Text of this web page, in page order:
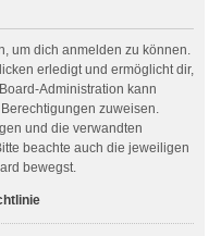
um dich anmelden zu können.
erledigt und ermöglicht dir,
Administration kann
zuweisen.
und die verwandten
beachte auch die jeweiligen
bewegst.